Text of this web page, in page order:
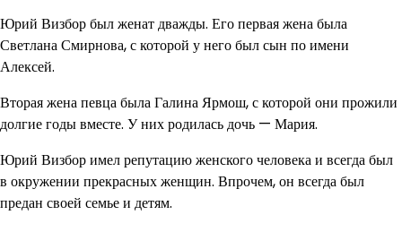
Юрий Визбор был женат дважды. Его первая жена была
Светлана Смирнова, с которой у него был сын по имени
Алексей.
Вторая жена певца была Галина Ярмош, с которой они прожили
долгие годы вместе. У них родилась дочь — Мария.
Юрий Визбор имел репутацию женского человека и всегда был
в окружении прекрасных женщин. Впрочем, он всегда был
предан своей семье и детям.